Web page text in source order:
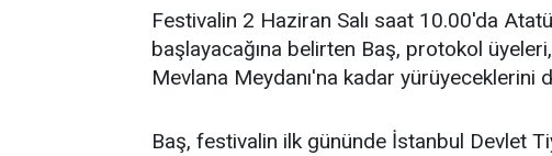
Festivalin 2 Haziran Salı saat 10.00'da
başlayacağına belirten Baş, protokol üyeleri,
Mevlana Meydanı'na kadar yürüyeceklerini
Baş, festivalin ilk gününde İstanbul Devlet